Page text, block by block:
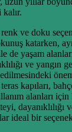
renk ve doku
katarken,
de yaşam
ve
kapıları,
alanları
dayanıklılığı
ideal bir